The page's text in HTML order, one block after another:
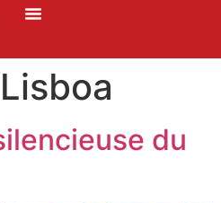
Lisboa
du